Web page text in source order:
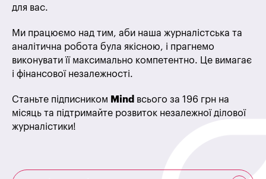
для вас.
Ми працюємо над тим, аби наша журналістська та
аналітична робота була якісною, і прагнемо
виконувати її максимально компетентно. Це вимагає
і фінансової незалежності.
Станьте підписником Mind всього за 196 грн на
місяць та підтримайте розвиток незалежної ділової
журналістики!